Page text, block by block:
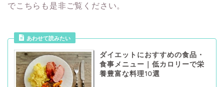
でこちらも是非ご覧ください。
あわせて読みたい
ダイエットにおすすめの食品・
食事メニュー｜低カロリーで栄
養豊富な料理10選